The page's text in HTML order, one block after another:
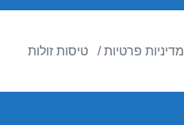
מדיניות פרטיות טיסות זולות